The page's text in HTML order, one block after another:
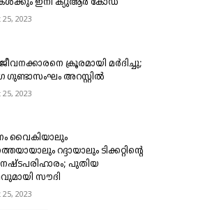
ഇനി ക്യുആർ കോഡ്
2023
ക്രൂരമായി മർദിച്ചു;
ഗുണ്ടാസംഘം അറസ്റ്റിൽ
2023
വൈകിയാലും
റദ്ദായാലും ടിക്കറ്റിന്റെ
നഷ്ടപരിഹാരം; പുതിയ
സൗദി
2023